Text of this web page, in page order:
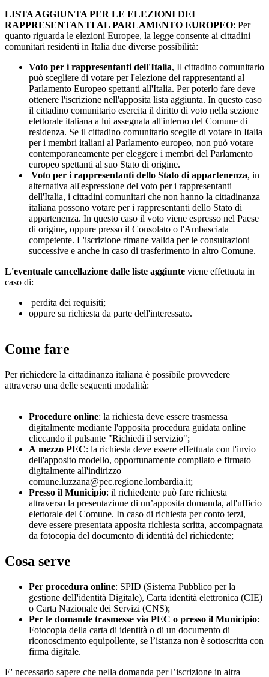
LISTA AGGIUNTA PER LE ELEZIONI DEI
RAPPRESENTANTI AL PARLAMENTO EUROPEO: Per
quanto riguarda le elezioni Europee, la legge consente ai cittadini
comunitari residenti in Italia due diverse possibilità:
Voto per i rappresentanti dell'Italia, Il cittadino comunitario
può scegliere di votare per l'elezione dei rappresentanti al
Parlamento Europeo spettanti all'Italia. Per poterlo fare deve
ottenere l'iscrizione nell'apposita lista aggiunta. In questo caso
il cittadino comunitario esercita il diritto di voto nella sezione
elettorale italiana a lui assegnata all'interno del Comune di
residenza. Se il cittadino comunitario sceglie di votare in Italia
per i membri italiani al Parlamento europeo, non può votare
contemporaneamente per eleggere i membri del Parlamento
europeo spettanti al suo Stato di origine.
Voto per i rappresentanti dello Stato di appartenenza, in
alternativa all'espressione del voto per i rappresentanti
dell'Italia, i cittadini comunitari che non hanno la cittadinanza
italiana possono votare per i rappresentanti dello Stato di
appartenenza. In questo caso il voto viene espresso nel Paese
di origine, oppure presso il Consolato o l'Ambasciata
competente. L'iscrizione rimane valida per le consultazioni
successive e anche in caso di trasferimento in altro Comune.
L'eventuale cancellazione dalle liste aggiunte viene effettuata in
caso di:
perdita dei requisiti;
oppure su richiesta da parte dell'interessato.
Come fare
Per richiedere la cittadinanza italiana è possibile provvedere
attraverso una delle seguenti modalità:
Procedure online: la richiesta deve essere trasmessa
digitalmente mediante l'apposita procedura guidata online
cliccando il pulsante "Richiedi il servizio";
A mezzo PEC: la richiesta deve essere effettuata con l'invio
dell'apposito modello, opportunamente compilato e firmato
digitalmente all'indirizzo
comune.luzzana@pec.regione.lombardia.it;
Presso il Municipio: il richiedente può fare richiesta
attraverso la presentazione di un’apposita domanda, all'ufficio
elettorale del Comune. In caso di richiesta per conto terzi,
deve essere presentata apposita richiesta scritta, accompagnata
da fotocopia del documento di identità del richiedente;
Cosa serve
Per procedura online: SPID (Sistema Pubblico per la
gestione delI'identità Digitale), Carta identità elettronica (CIE)
o Carta Nazionale dei Servizi (CNS);
Per le domande trasmesse via PEC o presso il Municipio:
Fotocopia della carta di identità o di un documento di
riconoscimento equipollente, se l’istanza non è sottoscritta con
firma digitale.
E' necessario sapere che nella domanda per l’iscrizione in altra